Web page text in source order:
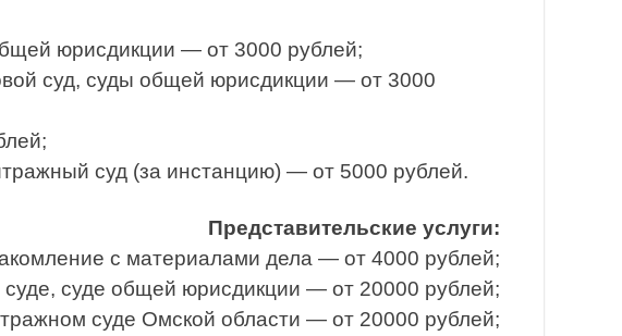
юрисдикции — от 3000 рублей;
суд, суды общей юрисдикции — от 3000
суд (за инстанцию) — от 5000 рублей.
Представительские услуги:
с материалами дела — от 4000 рублей;
суде общей юрисдикции — от 20000 рублей;
суде Омской области — от 20000 рублей;